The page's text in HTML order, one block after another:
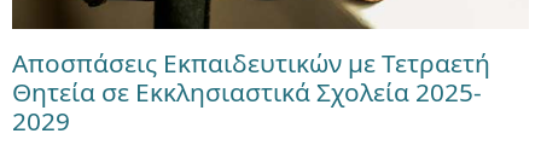
Αποσπάσεις Εκπαιδευτικών με Τετραετή
Θητεία σε Εκκλησιαστικά Σχολεία 2025-
2029